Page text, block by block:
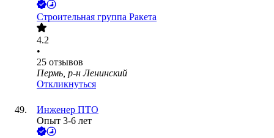
Строительная группа Ракета
4.2
•
25 отзывов
Пермь, р-н Ленинский
Откликнуться
Инженер ПТО
Опыт 3-6 лет